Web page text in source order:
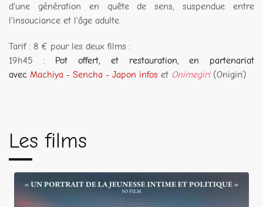
d'une génération en quête de sens, suspendue entre
l'insouciance et l'âge adulte.
Tarif : 8 € pour les deux films :
19h45 : Pot offert, et restauration, en partenariat
avec Machiya - Sencha - Japon infos et Onimegiri(Onigiri)
Les films